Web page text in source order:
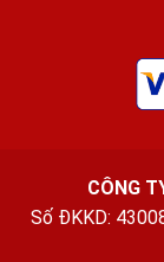
CÔNG
Số ĐKKD: